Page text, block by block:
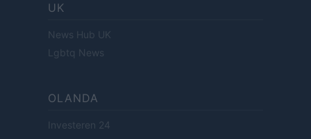
UK
News Hub UK
Lgbtq News
OLANDA
Investeren 24